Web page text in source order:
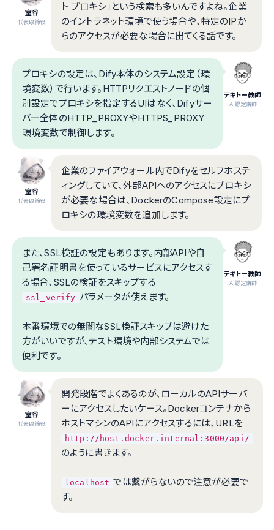
室谷
代表取締役
ト プロキシ」という検索も多いんですよね。企業
のイントラネット環境で使う場合や、特定のIPか
らのアクセスが必要な場合に出てくる話です。
テキトー教師
.AI認定講師
プロキシの設定は、Dify本体のシステム設定（環
境変数）で行います。HTTPリクエストノードの個
別設定でプロキシを指定するUIはなく、Difyサー
バー全体のHTTP_PROXYやHTTPS_PROXY
環境変数で制御します。
室谷
代表取締役
企業のファイアウォール内でDifyをセルフホステ
ィングしていて、外部APIへのアクセスにプロキシ
が必要な場合は、DockerのCompose設定にプ
ロキシの環境変数を追加します。
テキトー教師
.AI認定講師
また、SSL検証の設定もあります。内部APIや自
己署名証明書を使っているサービスにアクセスす
る場合、SSLの検証をスキップする
ssl_verify パラメータが使えます。
本番環境での無闇なSSL検証スキップは避けた
方がいいですが、テスト環境や内部システムでは
便利です。
室谷
代表取締役
開発段階でよくあるのが、ローカルのAPIサーバ
ーにアクセスしたいケース。Dockerコンテナから
ホストマシンのAPIにアクセスするには、URLを
http://host.docker.internal:3000/api/
のように書きます。
localhost では繋がらないので注意が必要で
す。